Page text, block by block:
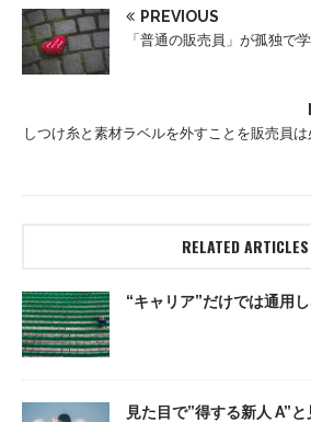
PREVIOUS
「普通の販売員」が孤独で
しつけ糸と素材ラベルを外すことを販売員は
RELATED ARTICLES
“キャリア”だけでは通用
見た目で”得する新人 A”